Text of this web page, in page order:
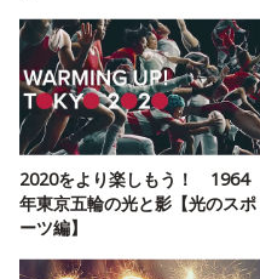
2020をより楽しもう！ 1964
年東京五輪の光と影【光のスポ
ーツ編】